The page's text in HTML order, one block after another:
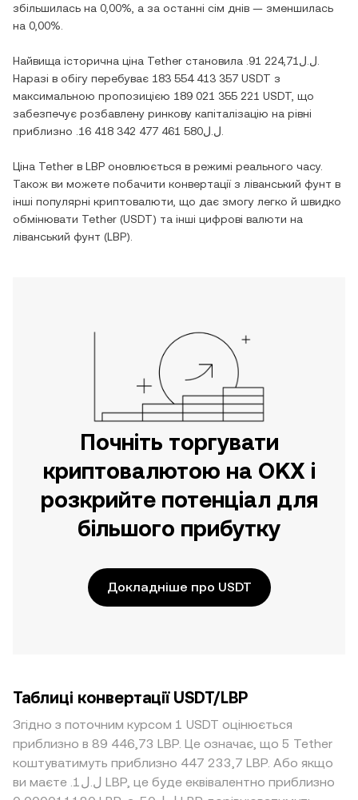
збільшилась на 0,00% , а за останні сім днів — зменшилась
на 0,00%
Найвища історична ціна Tether становила .ل.ل91 224,71
Наразі в обігу перебуває 183 554 413 357 USDT з
максимальною пропозицією 189 021 355 221 USDT , що
забезпечує розбавлену ринкову капіталізацію на рівні
приблизно
.ل.ل16 418 342 477 461 580
Ціна Tether в LBP оновлюється в режимі реального часу.
Також ви можете побачити конвертації з ліванський фунт в
інші популярні криптовалюти, що дає змогу легко й швидко
обмінювати Tether (USDT) та інші цифрові валюти на
ліванський фунт (LBP).
Почніть торгувати
криптовалютою на OKX і
розкрийте потенціал для
більшого прибутку
Докладніше про USDT
Таблиці конвертації USDT/LBP
Згідно з поточним курсом 1 USDT оцінюється
приблизно в 89 446,73 LBP. Це означає, що 5 Tether
коштуватимуть приблизно 447 233,7 LBP. Або якщо
ви маєте .ل.ل1 LBP, це буде еквівалентно приблизно